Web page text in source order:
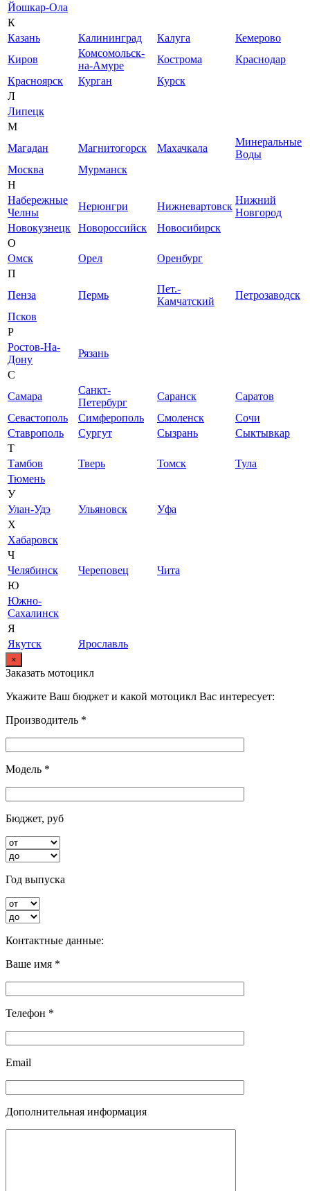
Йошкар-Ола
К
Казань
Калининград Калуга
Кемерово
Киров
Комсомольск-
на-Амуре
Кострома
Краснодар
Красноярск
Курган
Курск
Л
Липецк
М
Магадан
Магнитогорск Махачкала
Минеральные
Воды
Москва
Мурманск
Н
Набережные
Челны
Нерюнгри Нижневартовск
Нижний
Новгород
Новокузнецк
Новороссийск
Новосибирск
О
Омск
Орел
Оренбург
П
Пенза
Пермь
Пет.-
Камчатский
Петрозаводск
Псков
Р
Ростов-На-
Дону
Рязань
С
Самара
Санкт-
Петербург
Саранск
Саратов
Севастополь
Симферополь Смоленск
Сочи
Ставрополь
Сургут Сызрань
Сыктывкар
Т
Тамбов
Тверь Томск
Тула
Тюмень
У
Улан-Удэ
Ульяновск
Уфа
Х
Хабаровск
Ч
Челябинск
Череповец
Чита
Ю
Южно-
Сахалинск
Я
Якутск
Ярославль
×
Заказать мотоцикл
Укажите Ваш бюджет и какой мотоцикл Вас интересует:
Производитель *
Модель *
Бюджет, руб
Год выпуска
Контактные данные:
Ваше имя *
Телефон *
Email
Дополнительная информация